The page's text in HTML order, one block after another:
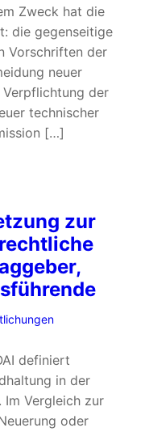
Zweck hat die
die gegenseitige
Vorschriften der
neuer
Verpflichtung der
technischer
[…]
zur
definiert
in der
Im Vergleich zur
oder